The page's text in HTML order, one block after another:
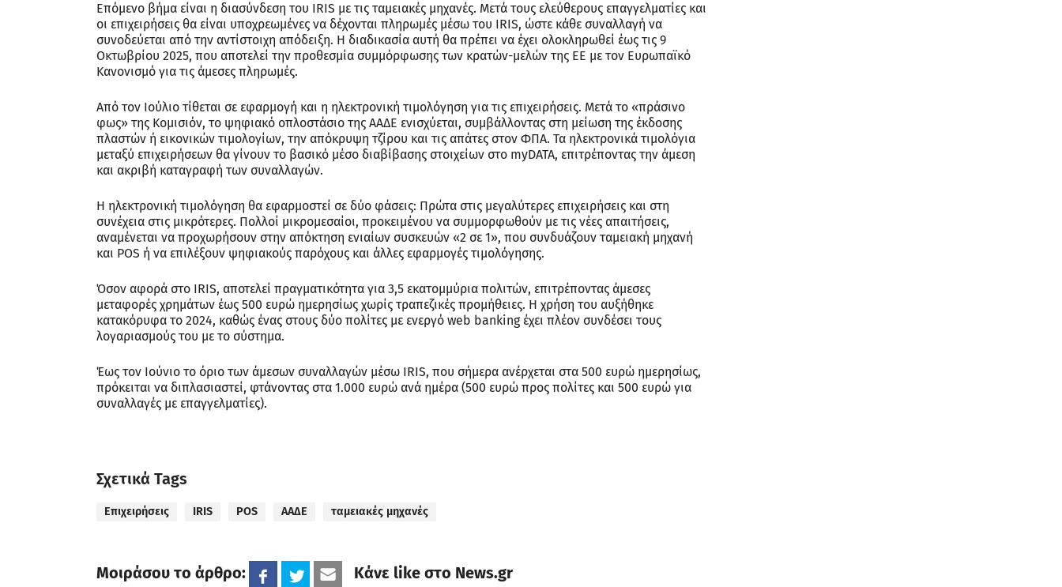
Επόμενο βήμα είναι η διασύνδεση του IRIS με τις ταμειακές μηχανές. Μετά τους ελεύθερους επαγγελματίες και
οι επιχειρήσεις θα είναι υποχρεωμένες να δέχονται πληρωμές μέσω του IRIS, ώστε κάθε συναλλαγή να
συνοδεύεται από την αντίστοιχη απόδειξη. Η διαδικασία αυτή θα πρέπει να έχει ολοκληρωθεί έως τις 9
Οκτωβρίου 2025, που αποτελεί την προθεσμία συμμόρφωσης των κρατών-μελών της ΕΕ με τον Ευρωπαϊκό
Κανονισμό για τις άμεσες πληρωμές.
Από τον Ιούλιο τίθεται σε εφαρμογή και η ηλεκτρονική τιμολόγηση για τις επιχειρήσεις. Μετά το «πράσινο
φως» της Κομισιόν, το ψηφιακό οπλοστάσιο της ΑΑΔΕ ενισχύεται, συμβάλλοντας στη μείωση της έκδοσης
πλαστών ή εικονικών τιμολογίων, την απόκρυψη τζίρου και τις απάτες στον ΦΠΑ. Τα ηλεκτρονικά τιμολόγια
μεταξύ επιχειρήσεων θα γίνουν το βασικό μέσο διαβίβασης στοιχείων στο myDATA, επιτρέποντας την άμεση
και ακριβή καταγραφή των συναλλαγών.
Η ηλεκτρονική τιμολόγηση θα εφαρμοστεί σε δύο φάσεις: Πρώτα στις μεγαλύτερες επιχειρήσεις και στη
συνέχεια στις μικρότερες. Πολλοί μικρομεσαίοι, προκειμένου να συμμορφωθούν με τις νέες απαιτήσεις,
αναμένεται να προχωρήσουν στην απόκτηση ενιαίων συσκευών «2 σε 1», που συνδυάζουν ταμειακή μηχανή
και POS ή να επιλέξουν ψηφιακούς παρόχους και άλλες εφαρμογές τιμολόγησης.
Όσον αφορά στο IRIS, αποτελεί πραγματικότητα για 3,5 εκατομμύρια πολιτών, επιτρέποντας άμεσες
μεταφορές χρημάτων έως 500 ευρώ ημερησίως χωρίς τραπεζικές προμήθειες. Η χρήση του αυξήθηκε
κατακόρυφα το 2024, καθώς ένας στους δύο πολίτες με ενεργό web banking έχει πλέον συνδέσει τους
λογαριασμούς του με το σύστημα.
Έως τον Ιούνιο το όριο των άμεσων συναλλαγών μέσω IRIS, που σήμερα ανέρχεται στα 500 ευρώ ημερησίως,
πρόκειται να διπλασιαστεί, φτάνοντας στα 1.000 ευρώ ανά ημέρα (500 ευρώ προς πολίτες και 500 ευρώ για
συναλλαγές με επαγγελματίες).
Σχετικά Tags
Επιχειρήσεις IRIS POS ΑΑΔΕ ταμειακές μηχανές
Μοιράσου το άρθρο: Κάνε like στο News.gr